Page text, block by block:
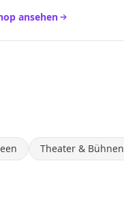
ansehen
Theater & Bühnen